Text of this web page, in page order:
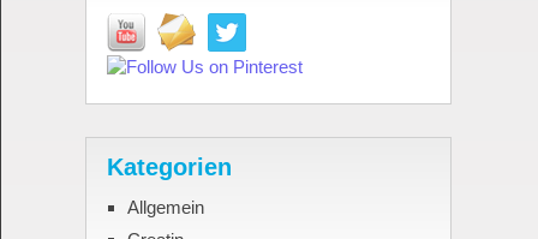
Kategorien
Allgemein